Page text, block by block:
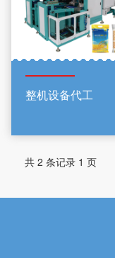
整机设备代工
共 2 条记录 1 页